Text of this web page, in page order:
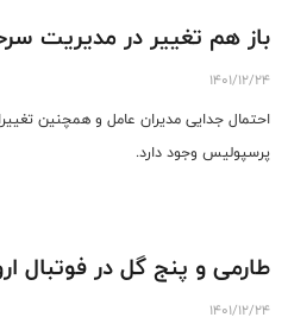
باز هم تغییر در مدیریت
1401/12/24
احتمال جدایی مدیران عامل و همچنین
پرسپولیس وجود دارد.
طارمی و پنج گل در فوتبال
1401/12/24